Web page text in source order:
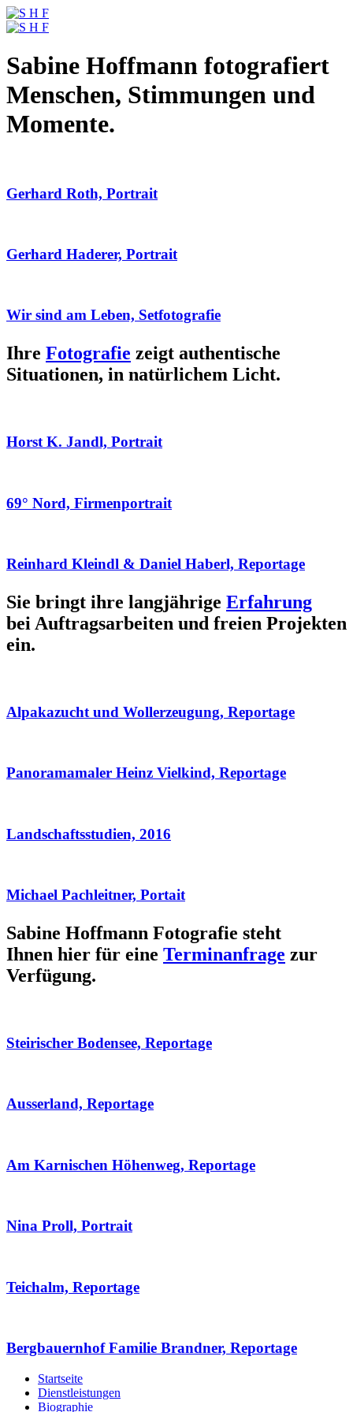
Sabine Hoffmann fotografiert
Menschen, Stimmungen und
Momente.
Gerhard Roth, Portrait
Gerhard Haderer, Portrait
Wir sind am Leben, Setfotografie
Ihre Fotografie zeigt authentische
Situationen, in natürlichem Licht.
Horst K. Jandl, Portrait
69° Nord, Firmenportrait
Reinhard Kleindl & Daniel Haberl, Reportage
Sie bringt ihre langjährige Erfahrung
bei Auftragsarbeiten und freien Projekten
ein.
Alpakazucht und Wollerzeugung, Reportage
Panoramamaler Heinz Vielkind, Reportage
Landschaftsstudien, 2016
Michael Pachleitner, Portait
Sabine Hoffmann Fotografie steht
Ihnen hier für eine Terminanfrage zur
Verfügung.
Steirischer Bodensee, Reportage
Ausserland, Reportage
Am Karnischen Höhenweg, Reportage
Nina Proll, Portrait
Teichalm, Reportage
Bergbauernhof Familie Brandner, Reportage
Startseite
Dienstleistungen
Biographie